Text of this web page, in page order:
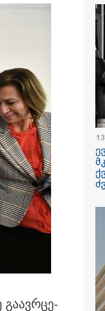
09:50 / 07-08-
რაკეტის
მთვარის
შეჯახების
გადაიღო
17:12 / 07-08-
უნდა
გა­ავ­რცე­